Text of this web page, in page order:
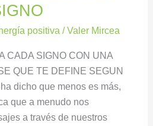
positiva /Valer Mircea
CADA SIGNO CON UNA
QUE TE DEFINE SEGUN
dicho que menos es más,
que a menudo nos
a través de nuestros